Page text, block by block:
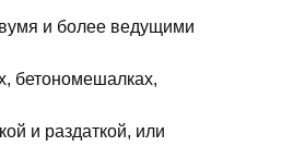
и более ведущими
бетономешалках,
и раздаткой, или